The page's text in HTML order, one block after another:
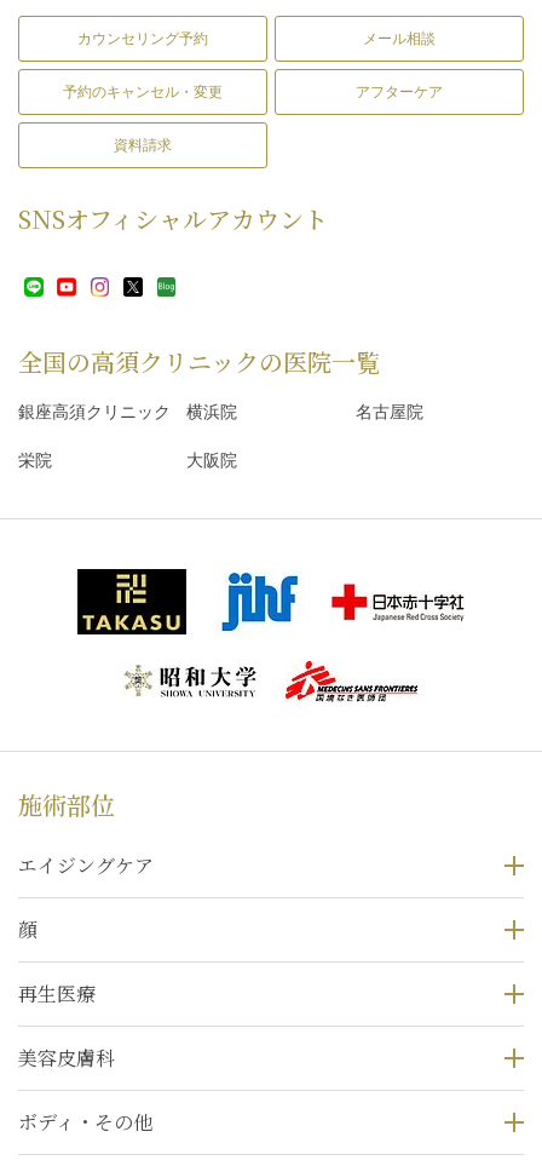
カウンセリング予約 メール相談
予約のキャンセル・変更 アフターケア
資料請求
SNSオフィシャルアカウント
全国の高須クリニックの医院一覧
銀座高須クリニック 横浜院 名古屋院
栄院 大阪院
施術部位
エイジングケア
顔
再生医療
美容皮膚科
ボディ・その他